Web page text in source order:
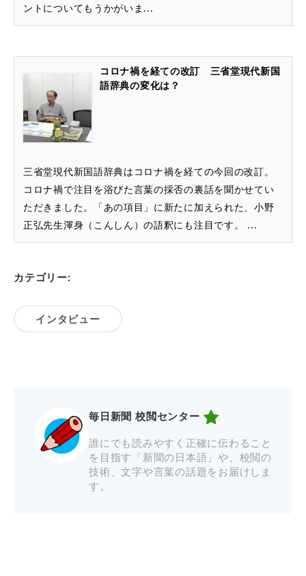
ントについてもうかがいま...
コロナ禍を経ての改訂 三省堂現代新国
語辞典の変化は？
三省堂現代新国語辞典はコロナ禍を経ての今回の改訂。
コロナ禍で注目を浴びた言葉の採否の裏話を聞かせてい
ただきました。「あの項目」に新たに加えられた、小野
正弘先生渾身（こんしん）の語釈にも注目です。 ...
カテゴリー:
インタビュー
毎日新聞 校閲センター
誰にでも読みやすく正確に伝わること
を目指す「新聞の日本語」や、校閲の
技術、文字や言葉の話題をお届けしま
す。